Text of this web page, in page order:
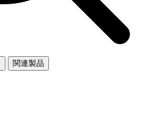
関連製品